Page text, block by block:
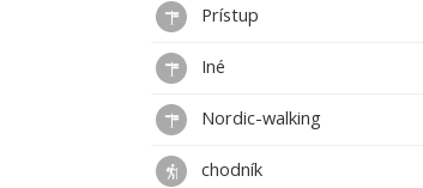
Prístup
Iné
Nordic-walking
chodník